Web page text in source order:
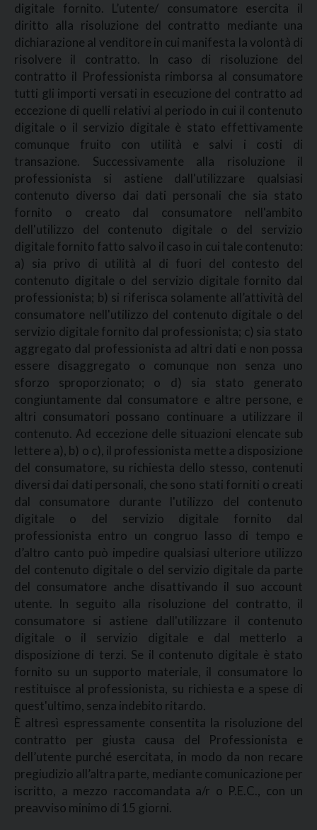
digitale fornito. L’utente/ consumatore esercita il
diritto alla risoluzione del contratto mediante una
dichiarazione al venditore in cui manifesta la volontà di
risolvere il contratto. In caso di risoluzione del
contratto il Professionista rimborsa al consumatore
tutti gli importi versati in esecuzione del contratto ad
eccezione di quelli relativi al periodo in cui il contenuto
digitale o il servizio digitale è stato effettivamente
comunque fruito con utilità e salvi i costi di
transazione. Successivamente alla risoluzione il
professionista si astiene dall'utilizzare qualsiasi
contenuto diverso dai dati personali che sia stato
fornito o creato dal consumatore nell'ambito
dell'utilizzo del contenuto digitale o del servizio
digitale fornito fatto salvo il caso in cui tale contenuto:
a) sia privo di utilità al di fuori del contesto del
contenuto digitale o del servizio digitale fornito dal
professionista; b) si riferisca solamente all’attività del
consumatore nell'utilizzo del contenuto digitale o del
servizio digitale fornito dal professionista; c) sia stato
aggregato dal professionista ad altri dati e non possa
essere disaggregato o comunque non senza uno
sforzo sproporzionato; o d) sia stato generato
congiuntamente dal consumatore e altre persone, e
altri consumatori possano continuare a utilizzare il
contenuto. Ad eccezione delle situazioni elencate sub
lettere a), b) o c), il professionista mette a disposizione
del consumatore, su richiesta dello stesso, contenuti
diversi dai dati personali, che sono stati forniti o creati
dal consumatore durante l'utilizzo del contenuto
digitale o del servizio digitale fornito dal
professionista entro un congruo lasso di tempo e
d’altro canto può impedire qualsiasi ulteriore utilizzo
del contenuto digitale o del servizio digitale da parte
del consumatore anche disattivando il suo account
utente. In seguito alla risoluzione del contratto, il
consumatore si astiene dall'utilizzare il contenuto
digitale o il servizio digitale e dal metterlo a
disposizione di terzi. Se il contenuto digitale è stato
fornito su un supporto materiale, il consumatore lo
restituisce al professionista, su richiesta e a spese di
quest'ultimo, senza indebito ritardo.
È altresì espressamente consentita la risoluzione del
contratto per giusta causa del Professionista e
dell’utente purché esercitata, in modo da non recare
pregiudizio all’altra parte, mediante comunicazione per
iscritto, a mezzo raccomandata a/r o P.E.C., con un
preavviso minimo di 15 giorni.